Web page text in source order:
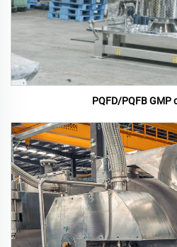
PQFD/PQFB GMP